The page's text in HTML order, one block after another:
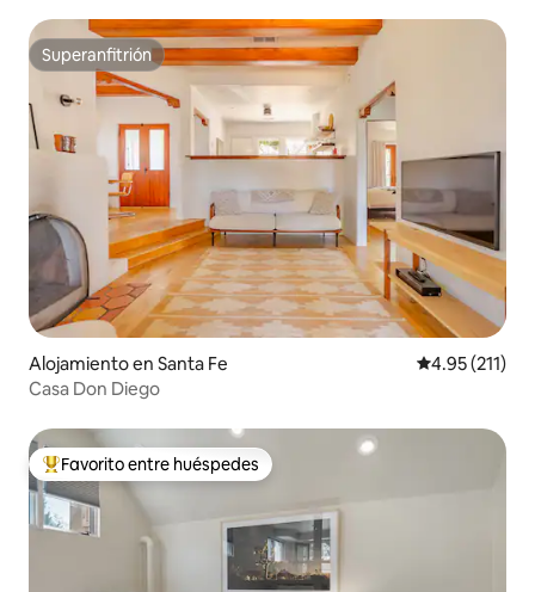
Superanfitrión
Superanfitrión
Alojamiento en Santa Fe Calificación
4.95 (211)
Casa Don Diego
Favorito entre huéspedes preferido
Favorito entre huéspedes